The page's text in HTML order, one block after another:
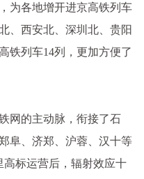
为各地增开进京高铁列车
、西安北、深圳北、贵阳
铁列车14列，更加方便了
网的主动脉，衔接了石
阜、济郑、沪蓉、汉十等
高标运营后，辐射效应十